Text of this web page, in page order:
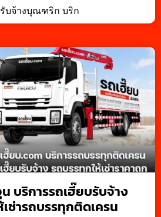
รับจ้างบุณฑริก บริก
บริการรถเฮี๊ยบรับจ้าง
เช่ารถบรรทุกติดเครน